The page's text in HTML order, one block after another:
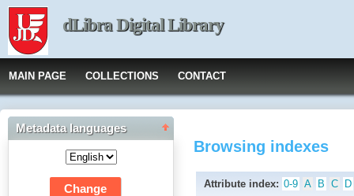
dLibra Digital Library
MAIN PAGE COLLECTIONS CONTACT
Metadata languages
Browsing indexes
Attribute index: 0-9 A B C D